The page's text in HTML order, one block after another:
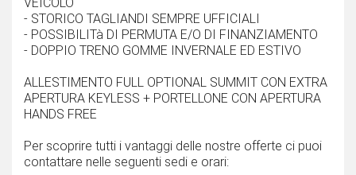
- STORICO TAGLIANDI SEMPRE UFFICIALI
- POSSIBILITà DI PERMUTA E/O DI FINANZIAMENTO
- DOPPIO TRENO GOMME INVERNALE ED ESTIVO
ALLESTIMENTO FULL OPTIONAL SUMMIT CON EXTRA
APERTURA KEYLESS + PORTELLONE CON APERTURA
HANDS FREE
Per scoprire tutti i vantaggi delle nostre offerte ci puoi
contattare nelle seguenti sedi e orari: